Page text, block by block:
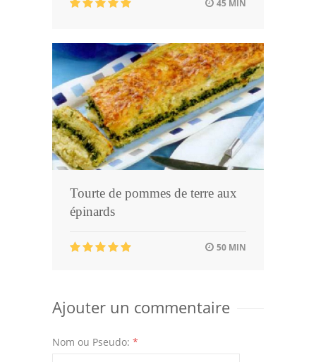
45 MIN
Tourte de pommes de terre aux
épinards
50 MIN
Ajouter un commentaire
Nom ou Pseudo: *